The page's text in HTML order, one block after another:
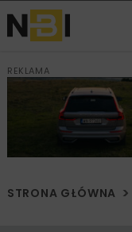
REKLAMA
STRONA GŁÓWNA